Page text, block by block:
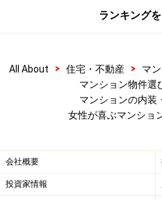
ランキング
All About > 住宅・不動産 > マ
マンション物件選
マンションの内装
女性が喜ぶマンショ
会社概要
投資家情報